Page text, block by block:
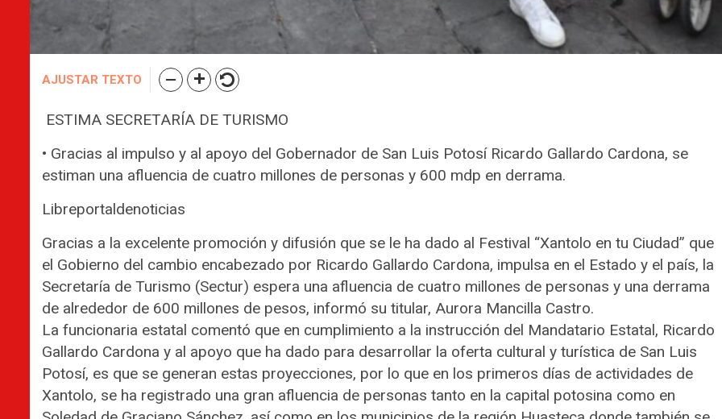
AJUSTAR TEXTO
ESTIMA SECRETARÍA DE TURISMO
• Gracias al impulso y al apoyo del Gobernador de San Luis Potosí Ricardo Gallardo Cardona, se
estiman una afluencia de cuatro millones de personas y 600 mdp en derrama.
Libreportaldenoticias
Gracias a la excelente promoción y difusión que se le ha dado al Festival “Xantolo en tu Ciudad” que
el Gobierno del cambio encabezado por Ricardo Gallardo Cardona, impulsa en el Estado y el país, la
Secretaría de Turismo (Sectur) espera una afluencia de cuatro millones de personas y una derrama
de alrededor de 600 millones de pesos, informó su titular, Aurora Mancilla Castro.
La funcionaria estatal comentó que en cumplimiento a la instrucción del Mandatario Estatal, Ricardo
Gallardo Cardona y al apoyo que ha dado para desarrollar la oferta cultural y turística de San Luis
Potosí, es que se generan estas proyecciones, por lo que en los primeros días de actividades de
Xantolo, se ha registrado una gran afluencia de personas tanto en la capital potosina como en